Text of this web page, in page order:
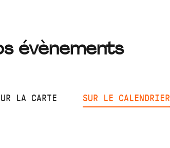
évènements
LA CARTE SUR LE CALENDRIER